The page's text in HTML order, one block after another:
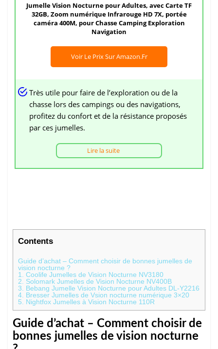
Jumelle Vision Nocturne pour Adultes, avec Carte TF
32GB, Zoom numérique Infrarouge HD 7X, portée
caméra 400M, pour Chasse Camping Exploration
Navigation
Voir Le Prix Sur Amazon.fr
Très utile pour faire de l’exploration ou de la
chasse lors des campings ou des navigations,
profitez du confort et de la résistance proposés
par ces jumelles.
Lire la suite
Contents
Guide d’achat – Comment choisir de bonnes jumelles de
vision nocturne ?
1. Coolife Jumelles de Vision Nocturne NV3180
2. Solomark Jumelles de Vision Nocturne NV400B
3. Bebang Jumelle Vision Nocturne pour Adultes DL-Y2216
4. Bresser Jumelles de Vsion nocturne numérique 3×20
5. Nightfox Jumelles à Vision Nocturne 110R
Guide d’achat – Comment choisir de
bonnes jumelles de vision nocturne